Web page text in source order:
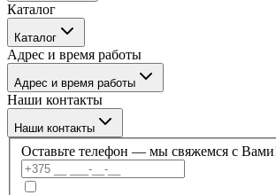
Бренды
О компании
Покупателю
Контакты
Блог
Каталог
Каталог
Каталог
Услуги
Адрес и время работы
Адрес и время работы
г. Минск, ул. Филимонова 55/3, каб
Пн–Пт: 09:00–17:30
Наши контакты
Наши контакты
Оставьте телефон — мы свяжемся с